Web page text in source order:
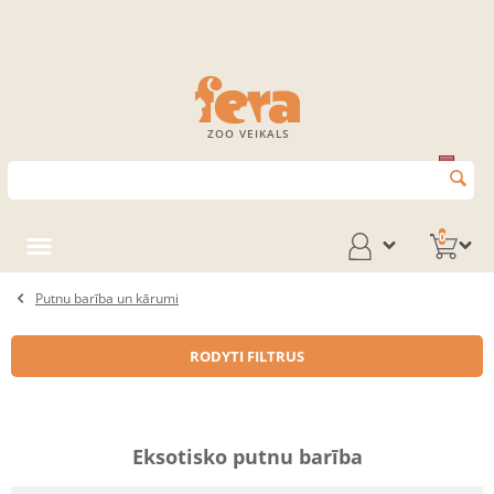
ZOO VEIKALS
0
Putnu barība un kārumi
RODYTI FILTRUS
Eksotisko putnu barība